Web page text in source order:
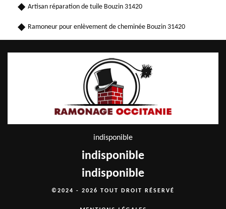
Artisan réparation de tuile Bouzin 31420
Ramoneur pour enlèvement de cheminée Bouzin 31420
indisponible
indisponible
indisponible
©2024 - 2026 TOUT DROIT RÉSERVÉ